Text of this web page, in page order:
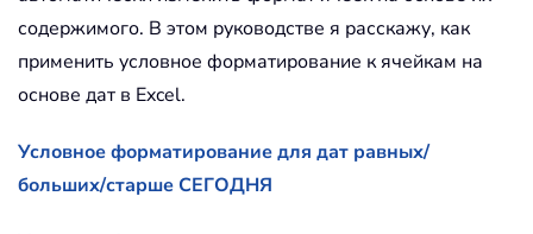
содержимого. В этом руководстве я расскажу, как
применить условное форматирование к ячейкам на
основе дат в Excel.
Условное форматирование для дат равных/
больших/старше СЕГОДНЯ